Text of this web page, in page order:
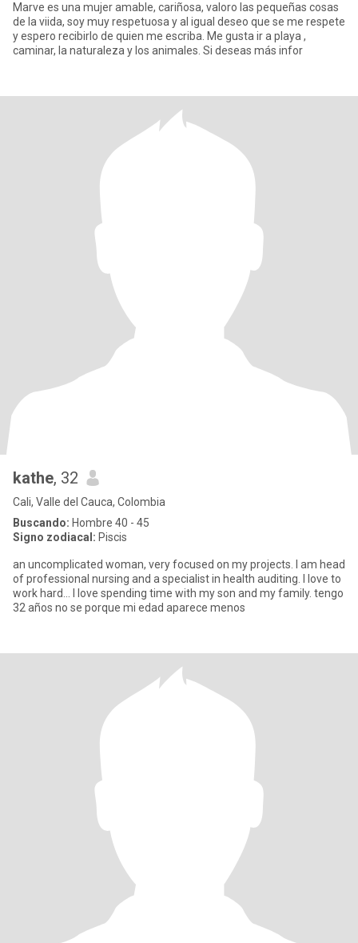
Marve es una mujer amable, cariñosa, valoro las pequeñas cosas
de la viida, soy muy respetuosa y al igual deseo que se me respete
y espero recibirlo de quien me escriba. Me gusta ir a playa ,
caminar, la naturaleza y los animales. Si deseas más infor
kathe, 32
Cali, Valle del Cauca, Colombia
Buscando: Hombre 40 - 45
Signo zodiacal: Piscis
an uncomplicated woman, very focused on my projects. I am head
of professional nursing and a specialist in health auditing. I love to
work hard... I love spending time with my son and my family. tengo
32 años no se porque mi edad aparece menos